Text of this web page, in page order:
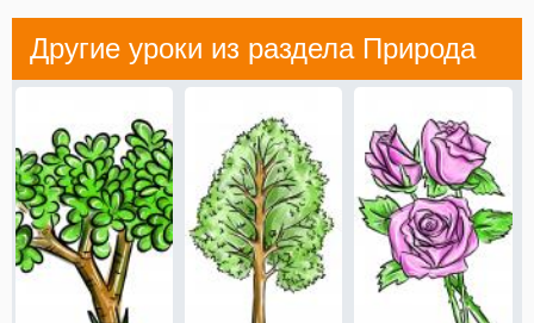
Другие уроки из раздела Природа